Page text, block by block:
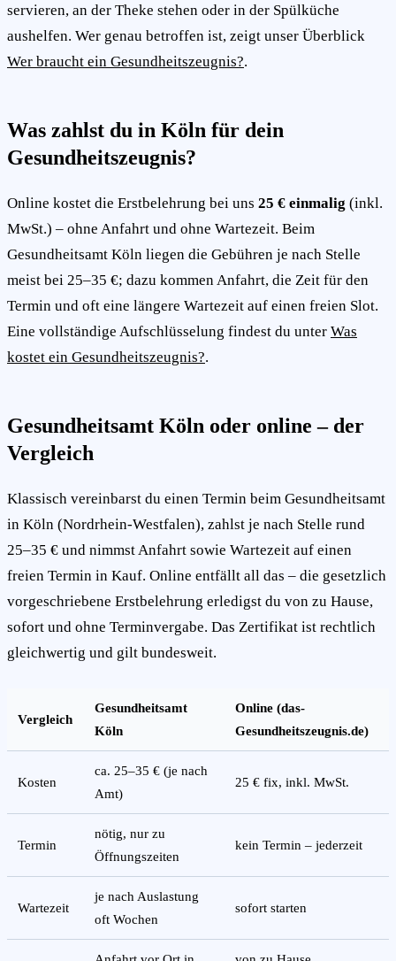
servieren, an der Theke stehen oder in der Spülküche
aushelfen. Wer genau betroffen ist, zeigt unser Überblick
Wer braucht ein Gesundheitszeugnis?.
Was zahlst du in Köln für dein
Gesundheitszeugnis?
Online kostet die Erstbelehrung bei uns 25 € einmalig (inkl.
MwSt.) – ohne Anfahrt und ohne Wartezeit. Beim
Gesundheitsamt Köln liegen die Gebühren je nach Stelle
meist bei 25–35 €; dazu kommen Anfahrt, die Zeit für den
Termin und oft eine längere Wartezeit auf einen freien Slot.
Eine vollständige Aufschlüsselung findest du unter Was
kostet ein Gesundheitszeugnis?.
Gesundheitsamt Köln oder online – der
Vergleich
Klassisch vereinbarst du einen Termin beim Gesundheitsamt
in Köln (Nordrhein-Westfalen), zahlst je nach Stelle rund
25–35 € und nimmst Anfahrt sowie Wartezeit auf einen
freien Termin in Kauf. Online entfällt all das – die gesetzlich
vorgeschriebene Erstbelehrung erledigst du von zu Hause,
sofort und ohne Terminvergabe. Das Zertifikat ist rechtlich
gleichwertig und gilt bundesweit.
Vergleich
Gesundheitsamt
Köln
Online (das-
Gesundheitszeugnis.de)
Kosten
ca. 25–35 € (je nach
Amt)
25 € fix, inkl. MwSt.
Termin
nötig, nur zu
Öffnungszeiten
kein Termin – jederzeit
Wartezeit
je nach Auslastung
oft Wochen
sofort starten